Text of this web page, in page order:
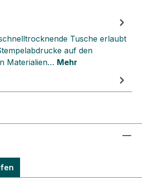
Tusche erlaubt
auf den
Materialien… Mehr